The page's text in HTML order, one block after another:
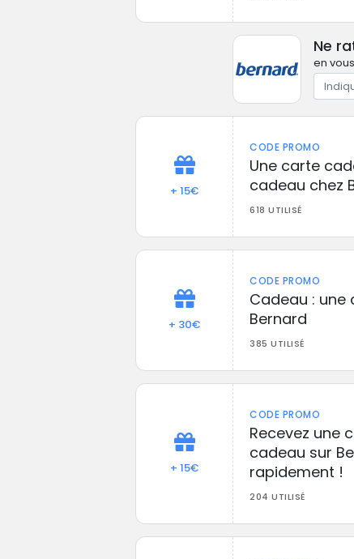
Ne
en
+ 15€
CODE PROMO
Une carte
cadeau chez
618 UTILISÉ
+ 30€
CODE PROMO
Cadeau :
Bernard
385 UTILISÉ
+ 15€
CODE PROMO
Recevez une
cadeau sur
rapidement !
204 UTILISÉ